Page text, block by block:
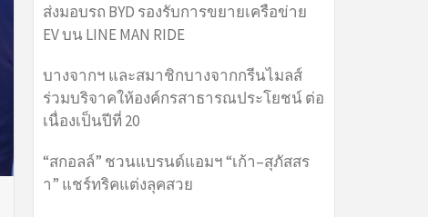
ส่งมอบรถ BYD รองรับการขยายเครือข่าย
EV บน LINE MAN RIDE
บางจากฯ และสมาชิกบางจากกรีนไมลส์
ร่วมบริจาคให้องค์กรสาธารณประโยชน์ ต่อ
เนื่องเป็นปีที่ 20
“สกอลล์” ชวนแบรนด์แอมฯ “เก้า–สุภัสสร
า” แชร์ทริคแต่งลุคสวย